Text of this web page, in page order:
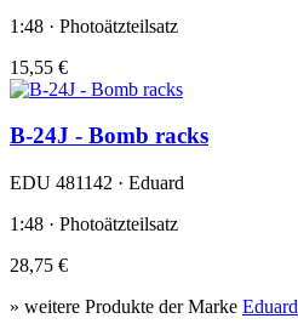
1:48 · Photoätzteilsatz
15,55 €
B-24J - Bomb racks
EDU 481142 · Eduard
1:48 · Photoätzteilsatz
28,75 €
» weitere Produkte der Marke Eduard